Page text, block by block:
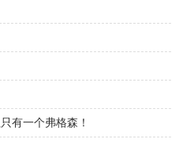
有一个弗格森！